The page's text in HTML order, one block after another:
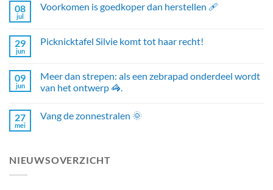
08
jul
Voorkomen is goedkoper dan herstellen 🩹
29
jun
Picknicktafel Silvie komt tot haar recht!
09
jun
Meer dan strepen: als een zebrapad onderdeel wordt
van het ontwerp 🦓.
27
mei
Vang de zonnestralen 🌞
NIEUWSOVERZICHT